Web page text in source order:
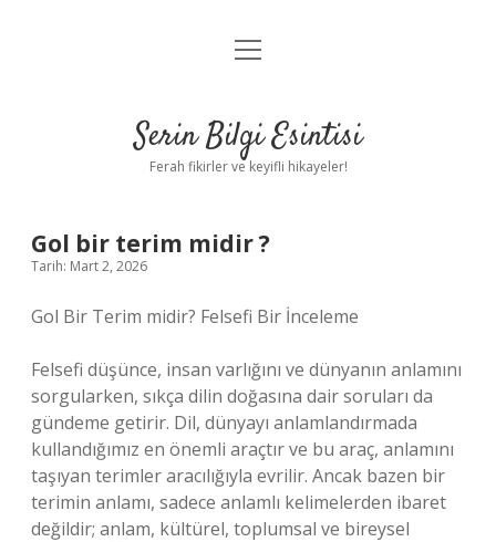
Anasayfa
Yasal Uyarı
menüyü
Serin Bilgi Esintisi
Ferah fikirler ve keyifli hikayeler!
Gol bir terim midir ?
Tarih: Mart 2, 2026
Gol Bir Terim midir? Felsefi Bir İnceleme
Felsefi düşünce, insan varlığını ve dünyanın anlamını
sorgularken, sıkça dilin doğasına dair soruları da
gündeme getirir. Dil, dünyayı anlamlandırmada
kullandığımız en önemli araçtır ve bu araç, anlamını
taşıyan terimler aracılığıyla evrilir. Ancak bazen bir
terimin anlamı, sadece anlamlı kelimelerden ibaret
değildir; anlam, kültürel, toplumsal ve bireysel